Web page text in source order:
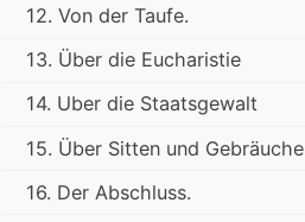
12. Von der Taufe.
13. Über die Eucharistie
14. Uber die Staatsgewalt
15. Über Sitten und Gebräuche
16. Der Abschluss.